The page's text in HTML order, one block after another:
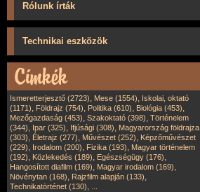
Rólunk írták
Technikai eszközök
Ismeretterjesztő (2723), Mese (1554), Iskolai, oktató
(1171), Földrajz (754), Politika (610), Biológia (453),
Mezőgazdaság (453), Szakoktató (398), Történelem
(344), Ipar (325), Ifjúsági (308), Magyarország földrajza
(303), Életrajz (277), Művészet (252), Képzőművészet
(229), Irodalom (200), Fizika (193), Magyar történelem
(192), Közlekedés (189), Egészségügy (176),
Hangosított diafilm (169), Magyar irodalom (169),
Növénytan (168), Rajzfilm alapján (133),
Technikatörténet (130),